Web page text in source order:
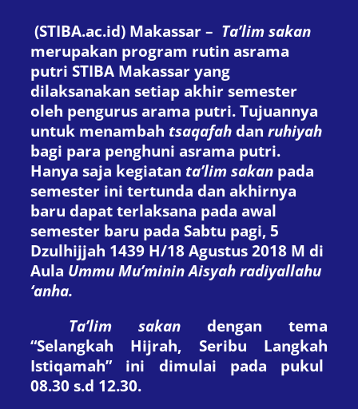
(STIBA.ac.id) Makassar – Ta’lim sakan
merupakan program rutin asrama
putri STIBA Makassar yang
dilaksanakan setiap akhir semester
oleh pengurus arama putri. Tujuannya
untuk menambah tsaqafah dan ruhiyah
bagi para penghuni asrama putri.
Hanya saja kegiatan ta’lim sakan pada
semester ini tertunda dan akhirnya
baru dapat terlaksana pada awal
semester baru pada Sabtu pagi, 5
Dzulhijjah 1439 H/18 Agustus 2018 M di
Aula Ummu Mu’minin Aisyah radiyallahu
‘anha.
Ta’lim sakan dengan tema
“Selangkah Hijrah, Seribu Langkah
Istiqamah” ini dimulai pada pukul
08.30 s.d 12.30.